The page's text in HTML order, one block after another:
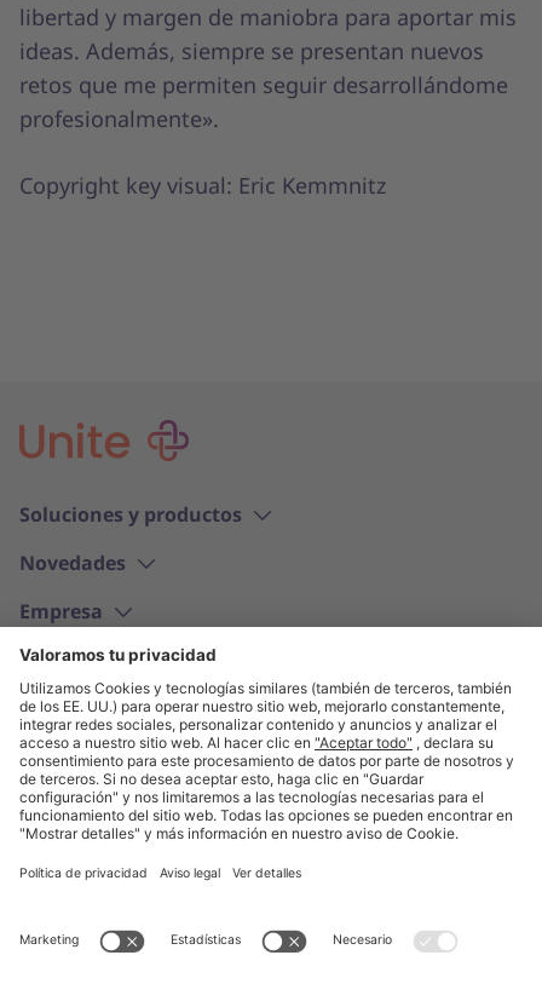
libertad y margen de maniobra para aportar mis
ideas. Además, siempre se presentan nuevos
retos que me permiten seguir desarrollándome
profesionalmente».
Copyright key visual: Eric Kemmnitz
Soluciones y productos
Novedades
Empresa
Español